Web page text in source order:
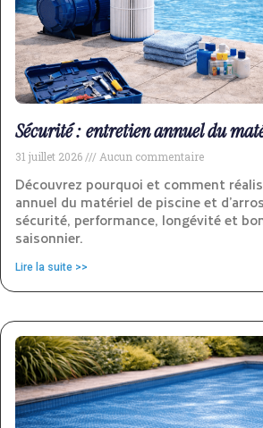
Sécurité : entretien annuel du
31 juillet 2026 Aucun commentaire
Découvrez pourquoi et comment
annuel du matériel de piscine et
sécurité, performance, longévité et
saisonnier.
Lire la suite >>